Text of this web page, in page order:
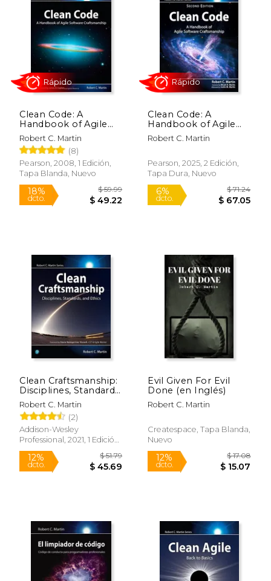
Clean Code: A
Handbook of Agile
Software
Craftsmanship (en
Inglés)
Robert C. Martin
(8)
Pearson, 2008, 1 Edición,
Tapa Blanda, Nuevo
18% $ 59.99
Rápido
Clean Code: A
Handbook of Agile
Software
Craftsmanship (en
Robert C. Martin
Pearson, 2025, 2 Edición,
Tapa Dura, Nuevo
6%
dcto.
Clean Craftsmanship:
Disciplines, Standards,
and Ethics (Robert c.
Martin Series) (en
Inglés)
Robert C. Martin
(2)
Addison-Wesley
Professional, 2021, 1 Edición,
Tapa Blanda, Nuevo
dcto. $ 45.69
Evil Given For Evil
Done (en Inglés)
Robert C. Martin
Createspace, Tapa Blanda,
Nuevo
12%
dcto.